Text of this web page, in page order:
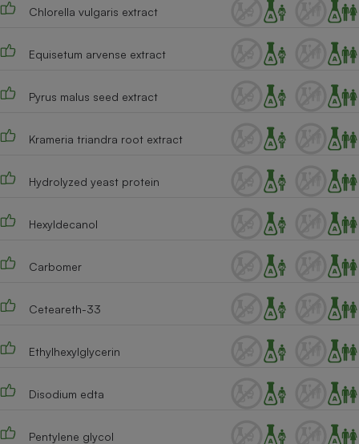
Chlorella vulgaris extract
Equisetum arvense extract
Pyrus malus seed extract
Krameria triandra root extract
Hydrolyzed yeast protein
Hexyldecanol
Carbomer
Ceteareth-33
Ethylhexylglycerin
Disodium edta
Pentylene glycol